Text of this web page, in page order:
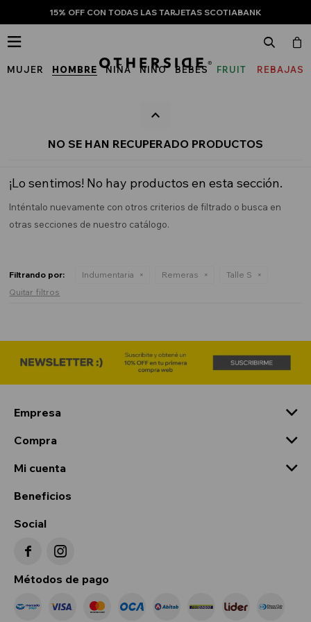
15% OFF CON TODAS LAS TARJETAS SCOTIABANK
MUJER HOMBRE NIÑA NIÑO BEBÉS
FRUIT
REBAJAS

NO SE HAN RECUPERADO PRODUCTOS
¡Lo sentimos! No hay productos en esta sección.
Inténtalo nuevamente con otros criterios de filtrado o busca en
otras secciones de nuestro catálogo.
Filtrando por: Indumentaria Remeras
Talle S
Quitar filtros
Empresa
Compra
Mi cuenta
Beneficios
Social
 
Métodos de pago